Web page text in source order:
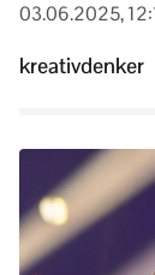
03.06.2025,
kreativdenker